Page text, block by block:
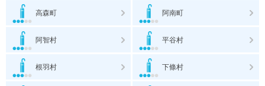
高森町 阿南町
阿智村 平谷村
根羽村 下條村